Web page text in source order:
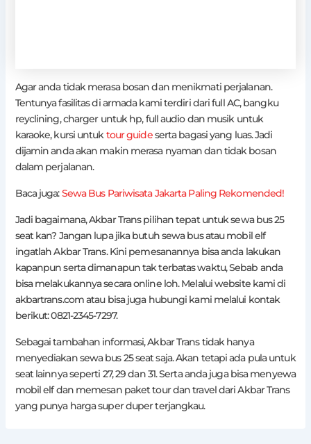
Agar anda tidak merasa bosan dan menikmati perjalanan.
Tentunya fasilitas di armada kami terdiri dari full AC, bangku
reyclining, charger untuk hp, full audio dan musik untuk
karaoke, kursi untuktour guideserta bagasi yang luas. Jadi
dijamin anda akan makin merasa nyaman dan tidak bosan
dalam perjalanan.
Baca juga:Sewa Bus Pariwisata Jakarta Paling Rekomended!
Jadi bagaimana, Akbar Trans pilihan tepat untuk sewa bus 25
seat kan? Jangan lupa jika butuh sewa bus atau mobil elf
ingatlah Akbar Trans. Kini pemesanannya bisa anda lakukan
kapanpun serta dimanapun tak terbatas waktu, Sebab anda
bisa melakukannya secara online loh. Melalui website kami di
akbartrans.com atau bisa juga hubungi kami melalui kontak
berikut: 0821-2345-7297.
Sebagai tambahan informasi, Akbar Trans tidak hanya
menyediakan sewa bus 25 seat saja. Akan tetapi ada pula untuk
seat lainnya seperti 27, 29 dan 31. Serta anda juga bisa menyewa
mobil elf dan memesan paket tour dan travel dari Akbar Trans
yang punya harga super duper terjangkau.